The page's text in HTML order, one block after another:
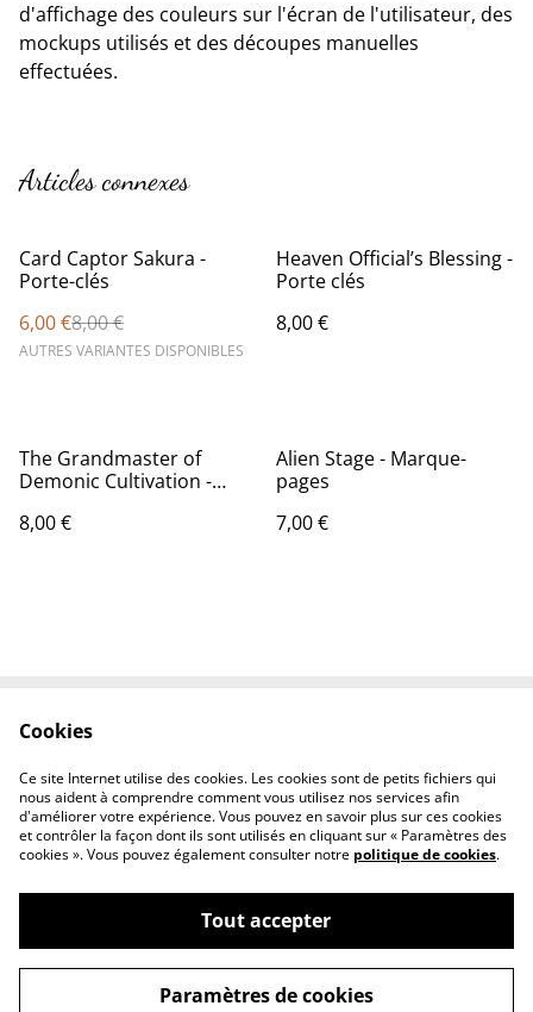
d'affichage des couleurs sur l'écran de l'utilisateur, des
mockups utilisés et des découpes manuelles
effectuées.
Articles connexes
%
Card Captor Sakura -
Porte-clés
6,00 €8,00 €
AUTRES VARIANTES DISPONIBLES
Heaven Official’s Blessing -
Porte clés
8,00 €
The Grandmaster of
Demonic Cultivation -
8,00 €
Alien Stage - Marque-
pages
7,00 €
Politique de
confidentialité
Politique de cookies
©2026Gwendoline Ecalle - Autrice Illustratrice
Cookies
Ce site Internet utilise des cookies. Les cookies sont de petits fichiers qui
nous aident à comprendre comment vous utilisez nos services afin
d'améliorer votre expérience. Vous pouvez en savoir plus sur ces cookies
et contrôler la façon dont ils sont utilisés en cliquant sur « Paramètres des
cookies ». Vous pouvez également consulter notre politique de cookies.
Tout accepter
Paramètres de cookies